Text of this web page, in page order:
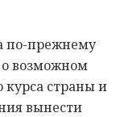
по-прежнему
возможном
страны и
вынести